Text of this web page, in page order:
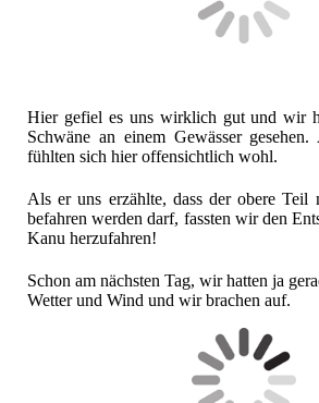
Hier gefiel es uns wirklich gut und wir
Schwäne an einem Gewässer
fühlten sich hier offensichtlich wohl.
Als er uns erzählte, dass der obere
befahren werden darf, fassten wir den
Kanu herzufahren!
Schon am nächsten Tag, wir hatten ja
Wetter und Wind und wir brachen auf.